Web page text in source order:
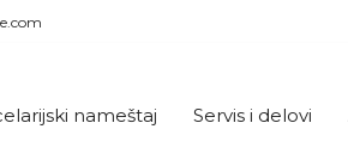
nameštaj Servis i delovi